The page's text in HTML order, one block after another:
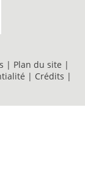
| Plan du site |
| Crédits |